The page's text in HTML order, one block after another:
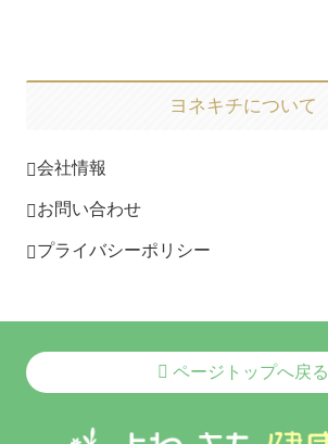
ヨネキチについて
会社情報
お問い合わせ
プライバシーポリシー
ページトップへ戻る